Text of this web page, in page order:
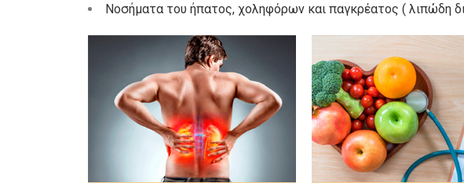
Νοσήματα του ήπατος, χοληφόρων και παγκρέατος ( λιπώδη